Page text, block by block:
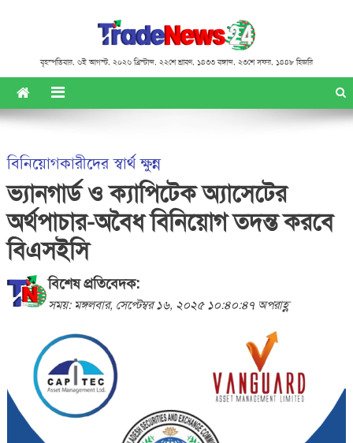
বৃহস্পতিবার, ৬ই আগস্ট, ২০২৬ খ্রিস্টাব্দ, ২২শে শ্রাবণ, ১৪৩৩ বঙ্গাব্দ, ২৩শে সফর, ১৪৪৮ হিজরি
বিনিয়োগকারীদের স্বার্থ ক্ষুন্ন
ভ্যানগার্ড ও ক্যাপিটেক অ্যাসেটের
অর্থপাচার-অবৈধ বিনিয়োগ তদন্ত করবে
বিএসইসি
বিশেষ প্রতিবেদক:
সময়: মঙ্গলবার, সেপ্টেম্বর ১৬, ২০২৫ ১০:৪০:৪৭ অপরাহ্ণ